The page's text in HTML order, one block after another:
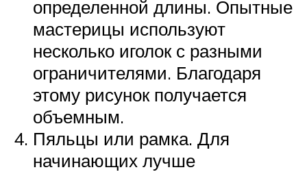
определенной длины. Опытные
мастерицы используют
несколько иголок с разными
ограничителями. Благодаря
этому рисунок получается
объемным.
Пяльцы или рамка. Для
начинающих лучше